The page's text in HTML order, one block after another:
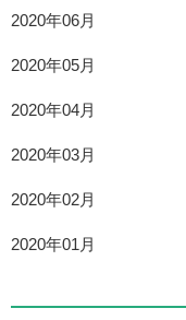
2020年06月
2020年05月
2020年04月
2020年03月
2020年02月
2020年01月